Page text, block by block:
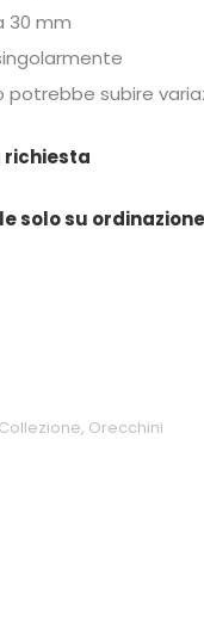
30 mm
potrebbe subire
richiesta
solo su ordinazione
Collezione, Orecchini